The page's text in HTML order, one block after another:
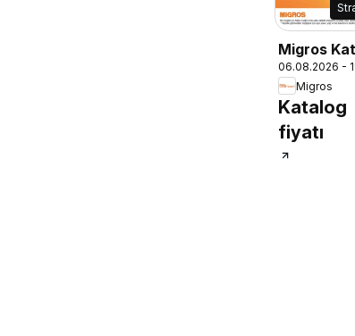
Migros
- 5M
Dijital
06.08.2026 -
Migros
Katalog
fiyatı